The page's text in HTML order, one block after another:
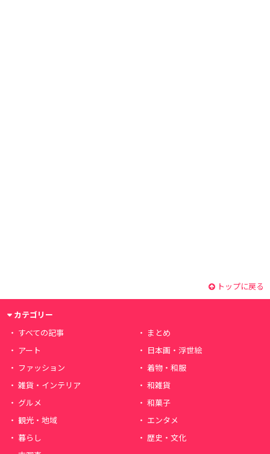
トップに戻る
カテゴリー
すべての記事
まとめ
アート
日本画・浮世絵
ファッション
着物・和服
雑貨・インテリア
和雑貨
グルメ
和菓子
観光・地域
エンタメ
暮らし
歴史・文化